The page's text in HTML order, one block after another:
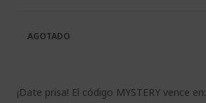
imágenes
galería
¡Date prisa! El código MYSTERY vence en:
AGOTADO